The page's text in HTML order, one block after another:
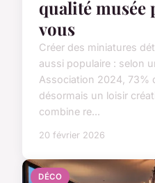
qualité musée
vous
Créer des miniatures
aussi populaire : selon
Association 2024, 73%
désormais un loisir
combine re...
20 février 2026
DÉCO